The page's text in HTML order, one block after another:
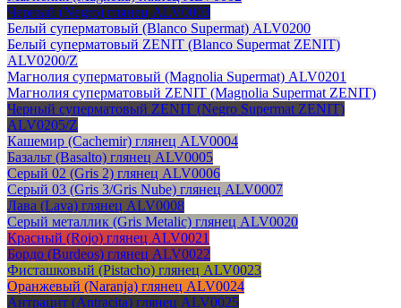
Черный (Negro) глянец ALV0003
Белый суперматовый (Blanco Supermat) ALV0200
Белый суперматовый ZENIT (Blanco Supermat ZENIT)
ALV0200/Z
Магнолия суперматовый (Magnolia Supermat) ALV0201
Магнолия суперматовый ZENIT (Magnolia Supermat ZENIT)
Черный суперматовый ZENIT (Negro Supermat ZENIT)
ALV0205/Z
Кашемир (Cachemir) глянец ALV0004
Базальт (Basalto) глянец ALV0005
Серый 02 (Gris 2) глянец ALV0006
Серый 03 (Gris 3/Gris Nube) глянец ALV0007
Лава (Lava) глянец ALV0008
Серый металлик (Gris Metalic) глянец ALV0020
Красный (Rojo) глянец ALV0021
Бордо (Burdeos) глянец ALV0022
Фисташковый (Pistacho) глянец ALV0023
Оранжевый (Naranja) глянец ALV0024
Антрацит (Antracita) глянец ALV0025